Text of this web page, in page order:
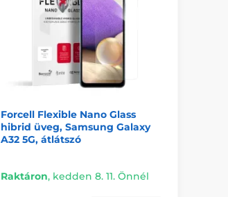
Forcell Flexible Nano Glass
hibrid üveg, Samsung Galaxy
A32 5G, átlátszó
Raktáron, kedden 8. 11. Önnél